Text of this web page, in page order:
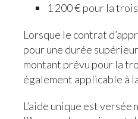
1 200 € pour la
Lorsque le contrat
pour une durée
montant prévu pour la
également applicable à
L’aide unique est